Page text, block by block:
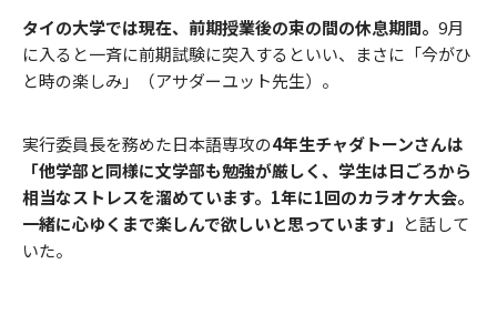
タイの大学では現在、前期授業後の束の間の休息期間。 9月
に入ると一斉に前期試験に突入するといい、まさに「今がひ
と時の楽しみ」（アサダーユット先生）。
実行委員長を務めた日本語専攻の4年生チャダトーンさんは
「他学部と同様に文学部も勉強が厳しく、学生は日ごろから
相当なストレスを溜めています。1年に1回のカラオケ大会。
一緒に心ゆくまで楽しんで欲しいと思っています」 と話して
いた。